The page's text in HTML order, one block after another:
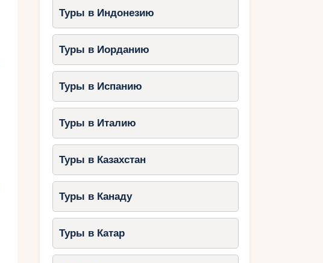
Туры в Индонезию
Туры в Иорданию
Туры в Испанию
Туры в Италию
Туры в Казахстан
Туры в Канаду
Туры в Катар